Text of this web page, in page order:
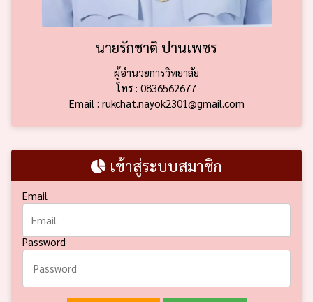
นายรักชาติ ปานเพชร
ผู้อำนวยการวิทยาลัย
โทร : 0836562677
Email : rukchat.nayok2301@gmail.com
เข้าสู่ระบบสมาชิก
Email
Password